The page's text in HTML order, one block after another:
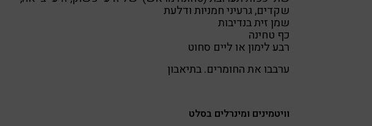
שקדים, גרעיני חמניות ודלעת
שמן זית בנדיבות
כף טחינה
רבע לימון או ליים סחוט
ערבבו את החומרים. בתיאבון
וויטמינים ומינרלים בסלט